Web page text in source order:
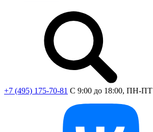
+7 (495) 175-70-81 C 9:00 до 18:00, ПН-ПТ